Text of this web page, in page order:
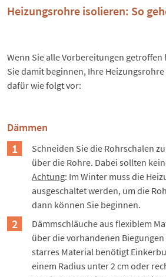
Heizungsrohre isolieren: So
Wenn Sie alle Vorbereitungen
Sie damit beginnen, Ihre
dafür wie folgt vor:
Dämmen
Schneiden Sie die Rohrschalen
über die Rohre. Dabei sollten
Achtung: Im Winter muss die
ausgeschaltet werden, um die
dann können Sie beginnen.
Dämmschläuche aus flexiblem
über die vorhandenen
starres Material benötigt
einem Radius unter 2 cm oder